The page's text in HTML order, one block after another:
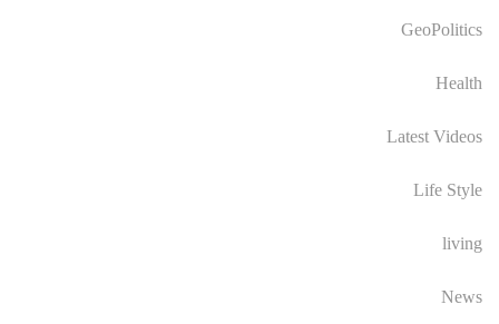
GeoPolitics
Health
Latest Videos
Life Style
living
News